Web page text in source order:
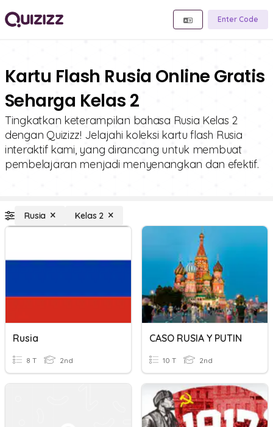
Enter Code
Kartu Flash Rusia Online Gratis
Seharga Kelas 2
Tingkatkan keterampilan bahasa Rusia Kelas 2
dengan Quizizz! Jelajahi koleksi kartu flash Rusia
interaktif kami, yang dirancang untuk membuat
pembelajaran menjadi menyenangkan dan efektif.
Rusia Kelas 2
Rusia
8 T 2nd
CASO RUSIA Y PUTIN
10 T 2nd